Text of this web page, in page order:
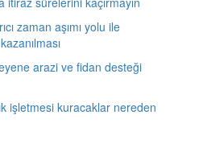
zaman aşımı yolu ile
arazi ve fidan desteği
işletmesi kuracaklar nereden